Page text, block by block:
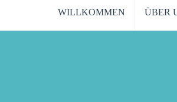
WILLKOMMEN ÜBER